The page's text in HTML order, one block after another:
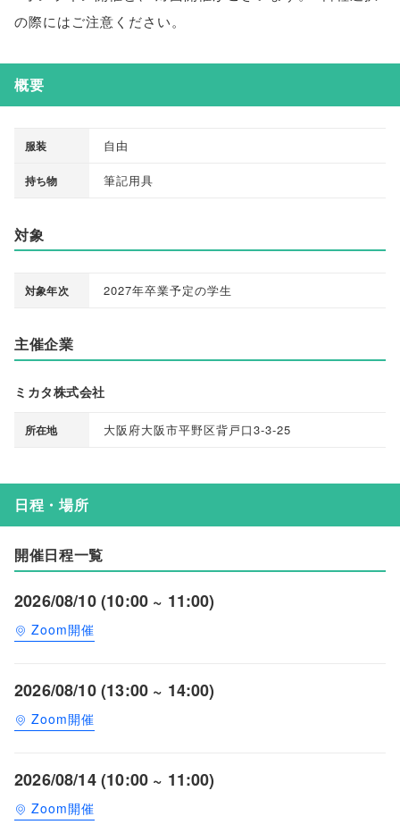
の際にはご注意ください。
概要
服装 自由
持ち物 筆記用具
対象
対象年次 2027年卒業予定の学生
主催企業
ミカタ株式会社
所在地 大阪府大阪市平野区背戸口3-3-25
日程・場所
開催日程一覧
2026/08/10 (10:00 ~ 11:00)
Zoom開催
2026/08/10 (13:00 ~ 14:00)
Zoom開催
2026/08/14 (10:00 ~ 11:00)
Zoom開催